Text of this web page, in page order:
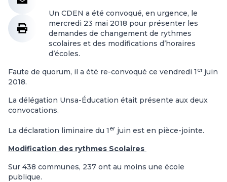
Un CDEN a été convoqué, en urgence, le
mercredi 23 mai 2018 pour présenter les
demandes de changement de rythmes
scolaires et des modifications d’horaires
d’écoles.
Faute de quorum, il a été re-convoqué ce vendredi 1 er juin
2018.
La délégation Unsa-Éducation était présente aux deux
convocations.
La déclaration liminaire du 1 er juin est en pièce-jointe.
Modification des rythmes Scolaires
Sur 438 communes, 237 ont au moins une école
publique.